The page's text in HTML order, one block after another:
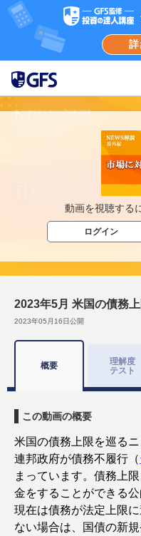
動画を視聴する
ログイン
2023年5月 米国の債務
2023年05月16日公開
概要
理解度
テスト
この動画の概要
米国の債務上限を巡る
連邦政府が債務不履行（
まっています。債務上
金をすることができる
現在は債務が法定上限
ない場合は、国債の新